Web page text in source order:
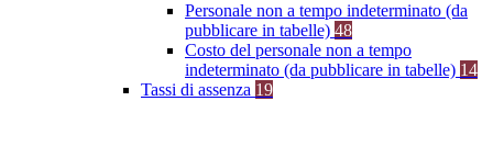
Personale non a tempo indeterminato (da
pubblicare in tabelle) 48
Costo del personale non a tempo
indeterminato (da pubblicare in tabelle) 14
Tassi di assenza 19